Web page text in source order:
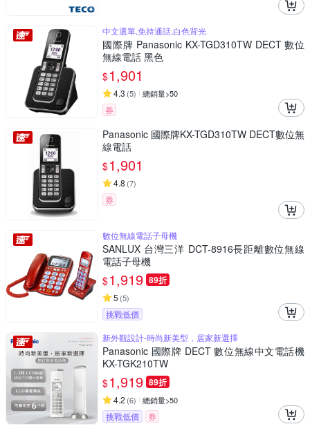
中文選單,免持通話,白色背光
國際牌 Panasonic KX-TGD310TW DECT 數位
無線電話 黑色
$1,901
4.3 (5) 總銷量>50
券
Panasonic 國際牌KX-TGD310TW DECT數位無
線電話
$1,901
4.8 (7)
券
數位無線電話子母機
SANLUX 台灣三洋 DCT-8916長距離數位無線
電話子母機
$1,919 89折
5 (5)
挑戰低價
新外觀設計-時尚新美型，居家新選擇
Panasonic 國際牌 DECT 數位無線中文電話機
KX-TGK210TW
$1,919 89折
4.2 (6) 總銷量>50
挑戰低價 券